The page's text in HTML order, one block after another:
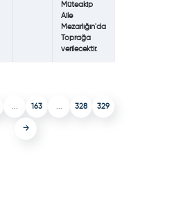
Müteakip
Aile
Mezarlığın'da
Toprağa
verilecektir.
163 328 329
→